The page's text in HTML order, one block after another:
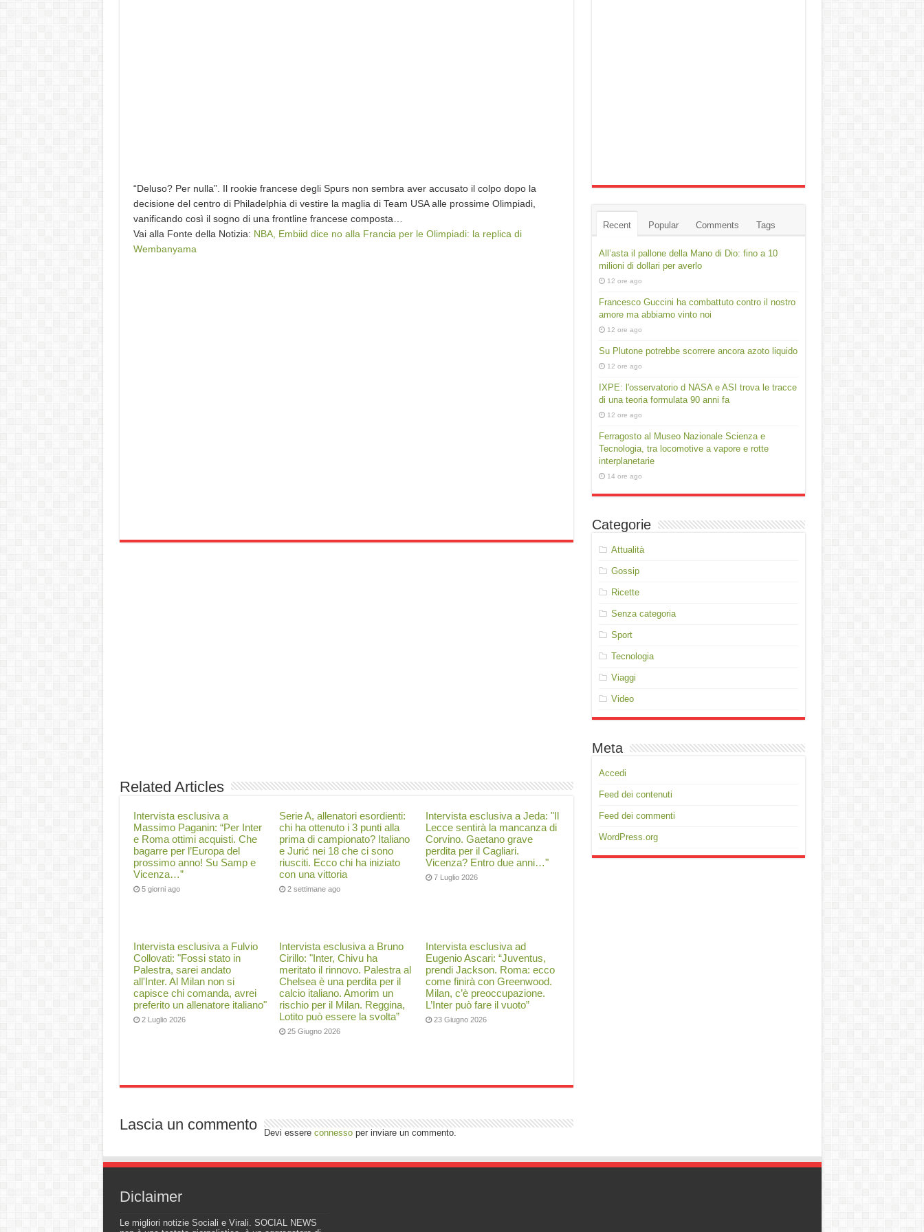
“Deluso? Per nulla”. Il rookie francese degli Spurs non sembra aver accusato il colpo dopo la
decisione del centro di Philadelphia di vestire la maglia di Team USA alle prossime Olimpiadi,
vanificando così il sogno di una frontline francese composta…
Vai alla Fonte della Notizia: NBA, Embiid dice no alla Francia per le Olimpiadi: la replica di
Wembanyama
Related Articles
Intervista esclusiva a
Massimo Paganin: “Per Inter
e Roma ottimi acquisti. Che
bagarre per l’Europa del
prossimo anno! Su Samp e
Vicenza…”
5 giorni ago
Serie A, allenatori esordienti:
chi ha ottenuto i 3 punti alla
prima di campionato? Italiano
e Jurić nei 18 che ci sono
riusciti. Ecco chi ha iniziato
con una vittoria
2 settimane ago
Intervista esclusiva a Jeda: "Il
Lecce sentirà la mancanza di
Corvino. Gaetano grave
perdita per il Cagliari.
Vicenza? Entro due anni…"
7 Luglio 2026
Intervista esclusiva a Fulvio
Collovati: "Fossi stato in
Palestra, sarei andato
all'Inter. Al Milan non si
capisce chi comanda, avrei
preferito un allenatore italiano"
2 Luglio 2026
Intervista esclusiva a Bruno
Cirillo: "Inter, Chivu ha
meritato il rinnovo. Palestra al
Chelsea è una perdita per il
calcio italiano. Amorim un
rischio per il Milan. Reggina,
Lotito può essere la svolta”
25 Giugno 2026
Intervista esclusiva ad
Eugenio Ascari: “Juventus,
prendi Jackson. Roma: ecco
come finirà con Greenwood.
Milan, c’è preoccupazione.
L’Inter può fare il vuoto”
23 Giugno 2026
Lascia un commento Devi essere connessoper inviare un commento.
Recent Popular Comments Tags
All’asta il pallone della Mano di Dio: fino a 10
milioni di dollari per averlo
12 ore ago
Francesco Guccini ha combattuto contro il nostro
amore ma abbiamo vinto noi
12 ore ago
Su Plutone potrebbe scorrere ancora azoto liquido
12 ore ago
IXPE: l'osservatorio d NASA e ASI trova le tracce
di una teoria formulata 90 anni fa
12 ore ago
Ferragosto al Museo Nazionale Scienza e
Tecnologia, tra locomotive a vapore e rotte
interplanetarie
14 ore ago
Categorie
Attualità
Gossip
Ricette
Senza categoria
Sport
Tecnologia
Viaggi
Video
Meta
Accedi
Feed dei contenuti
Feed dei commenti
WordPress.org
Diclaimer
Le migliori notizie Sociali e Virali. SOCIAL NEWS